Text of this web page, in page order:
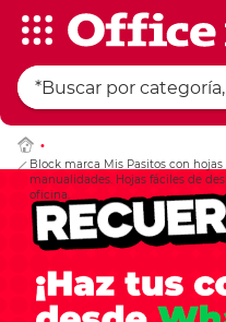
Block marca Mis Pasitos con
manualidades. Hojas fáciles de
oficina.